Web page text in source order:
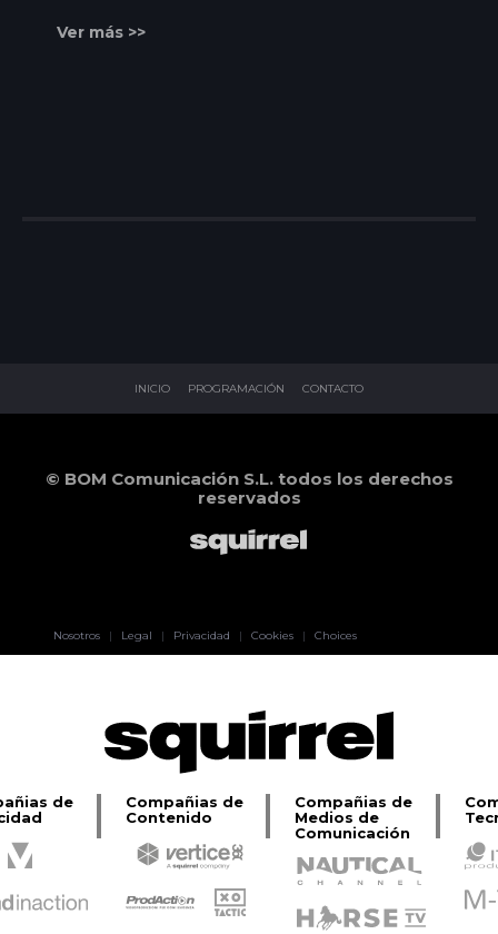
Ver más >>
INICIO PROGRAMACIÓN CONTACTO
© BOM Comunicación S.L. todos los derechos
reservados
Nosotros | Legal | Privacidad | Cookies | Choices
de
Compañias de
Contenido
Compañias de
Medios de
Comunicación